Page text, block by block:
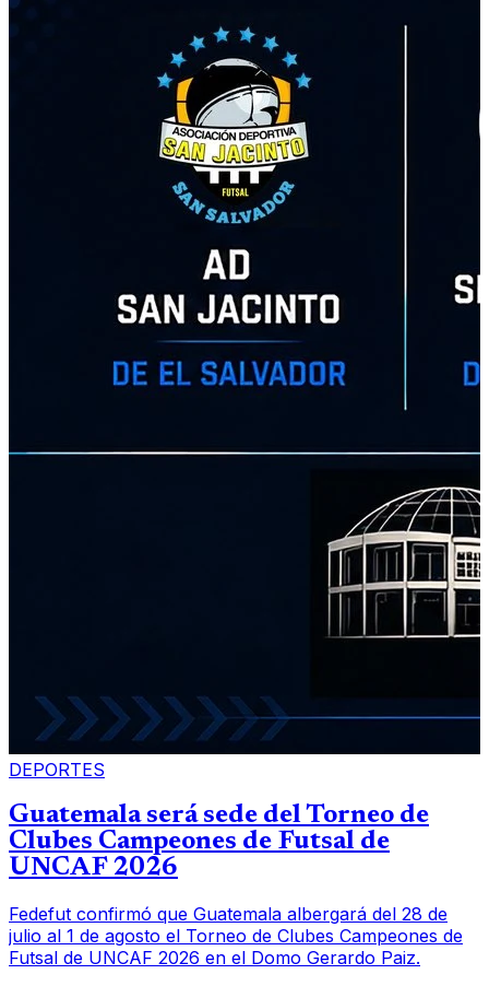
DEPORTES
Guatemala será sede del Torneo de
Clubes Campeones de Futsal de
UNCAF 2026
Fedefut confirmó que Guatemala albergará del 28 de
julio al 1 de agosto el Torneo de Clubes Campeones de
Futsal de UNCAF 2026 en el Domo Gerardo Paiz.